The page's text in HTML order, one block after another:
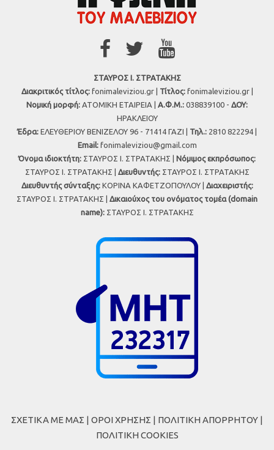
ΣΤΑΥΡΟΣ Ι. ΣΤΡΑΤΑΚΗΣ
Διακριτικός τίτλος:fonimaleviziou.gr | Τίτλος:fonimaleviziou.gr |
Νομική μορφή: ΑΤΟΜΙΚΗ ΕΤΑΙΡΕΙΑ | Α.Φ.Μ.: 038839100 - ΔΟΥ:
ΗΡΑΚΛΕΙΟΥ
Έδρα: ΕΛΕΥΘΕΡΙΟΥ ΒΕΝΙΖΕΛΟΥ 96 - 71414 ΓΑΖΙ | Τηλ.: 2810 822294 |
Εmail: fonimaleviziou@gmail.com
Όνομα ιδιοκτήτη: ΣΤΑΥΡΟΣ Ι. ΣΤΡΑΤΑΚΗΣ | Νόμιμος εκπρόσωπος:
ΣΤΑΥΡΟΣ Ι. ΣΤΡΑΤΑΚΗΣ | Διευθυντής:ΣΤΑΥΡΟΣ Ι. ΣΤΡΑΤΑΚΗΣ
Διευθυντής σύνταξης:ΚΟΡΙΝΑ ΚΑΦΕΤΖΟΠΟΥΛΟΥ | Διαχειριστής:
ΣΤΑΥΡΟΣ Ι. ΣΤΡΑΤΑΚΗΣ | Δικαιούχος του ονόματος τομέα (domain
name):ΣΤΑΥΡΟΣ Ι. ΣΤΡΑΤΑΚΗΣ
ΣΧΕΤΙΚΑ ΜΕ ΜΑΣ | ΟΡΟΙ ΧΡΗΣΗΣ | ΠΟΛΙΤΙΚΗ ΑΠΟΡΡΗΤΟΥ |
ΠΟΛΙΤΙΚΗ COOKIES